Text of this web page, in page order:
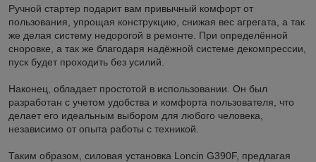
Ручной стартер подарит вам привычный комфорт от
пользования, упрощая конструкцию, снижая вес агрегата, а так
же делая систему недорогой в ремонте. При определённой
сноровке, а так же благодаря надёжной системе декомпрессии,
пуск будет проходить без усилий.
Наконец, обладает простотой в использовании. Он был
разработан с учетом удобства и комфорта пользователя, что
делает его идеальным выбором для любого человека,
независимо от опыта работы с техникой.
Таким образом, силовая установка Loncin G390F, предлагая